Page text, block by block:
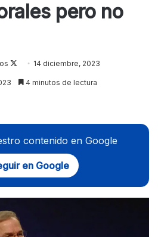
pero no
Follow
on
14 diciembre, 2023
4 minutos de lectura
contenido en Google
en Google